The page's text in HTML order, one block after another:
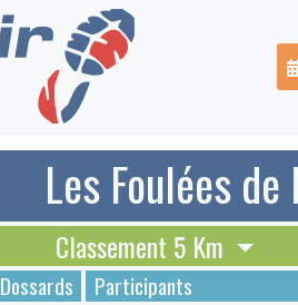
Les Foulées
Classement 5 Km
Dossards Participants